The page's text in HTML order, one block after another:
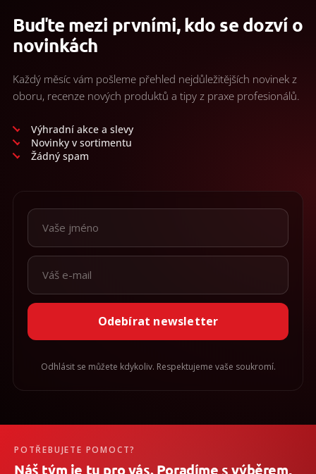
Buďte mezi prvními, kdo se dozví o
novinkách
Každý měsíc vám pošleme přehled nejdůležitějších novinek z
oboru, recenze nových produktů a tipy z praxe profesionálů.
Výhradní akce a slevy
Novinky v sortimentu
Žádný spam
Odebírat newsletter
Odhlásit se můžete kdykoliv. Respektujeme vaše soukromí.
POTŘEBUJETE POMOCT?
Náš tým je tu pro vás. Poradíme s výběrem,